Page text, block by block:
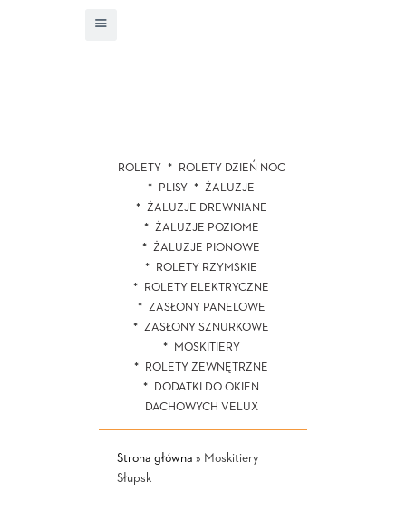
ROLETY
ROLETY DZIEŃ NOC
PLISY
ŻALUZJE
ŻALUZJE DREWNIANE
ŻALUZJE POZIOME
ŻALUZJE PIONOWE
ROLETY RZYMSKIE
ROLETY ELEKTRYCZNE
ZASŁONY PANELOWE
ZASŁONY SZNURKOWE
MOSKITIERY
ROLETY ZEWNĘTRZNE
DODATKI DO OKIEN
DACHOWYCH VELUX
Strona główna » Moskitiery
Słupsk